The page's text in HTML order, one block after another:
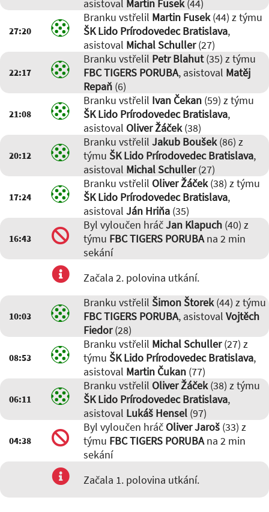
asistoval Martin Fusek(44)
27:20
Branku vstřelil Martin Fusek(44) z týmu
ŠK Lido Prírodovedec Bratislava,
asistoval Michal Schuller(27)
22:17
Branku vstřelil Petr Blahut(35) z týmu
FBC TIGERS PORUBA, asistoval Matěj
Repaň(6)
21:08
Branku vstřelil Ivan Čekan(59) z týmu
ŠK Lido Prírodovedec Bratislava,
asistoval Oliver Žáček(38)
20:12
Branku vstřelil Jakub Boušek(86) z
týmu ŠK Lido Prírodovedec Bratislava,
asistoval Michal Schuller(27)
17:24
Branku vstřelil Oliver Žáček(38) z týmu
ŠK Lido Prírodovedec Bratislava,
asistoval Ján Hriňa(35)
16:43
Byl vyloučen hráčJan Klapuch(40) z
týmu FBC TIGERS PORUBAna 2 min
sekání
Začala 2. polovina utkání.
10:03
Branku vstřelil Šimon Štorek(44) z týmu
FBC TIGERS PORUBA, asistoval Vojtěch
Fiedor(28)
08:53
Branku vstřelil Michal Schuller(27) z
týmu ŠK Lido Prírodovedec Bratislava,
asistoval Martin Čukan(77)
06:11
Branku vstřelil Oliver Žáček(38) z týmu
ŠK Lido Prírodovedec Bratislava,
asistoval Lukáš Hensel(97)
04:38
Byl vyloučen hráč Oliver Jaroš(33) z
týmu FBC TIGERS PORUBAna 2 min
sekání
Začala 1. polovina utkání.